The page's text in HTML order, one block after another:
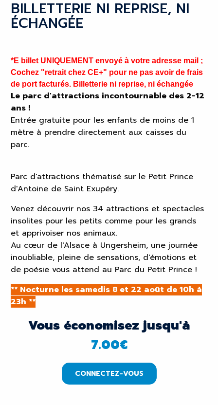
BILLETTERIE NI REPRISE, NI
ÉCHANGÉE
*E billet UNIQUEMENT envoyé à votre adresse mail ;
Cochez "retrait chez CE+" pour ne pas avoir de frais
de port facturés. Billetterie ni reprise, ni échangée
Le parc d'attractions incontournable des 2-12
ans !
Entrée gratuite pour les enfants de moins de 1
mètre à prendre directement aux caisses du
parc.
Parc d'attractions thématisé sur le Petit Prince
d'Antoine de Saint Exupéry.
Venez découvrir nos 34 attractions et spectacles
insolites pour les petits comme pour les grands
et apprivoiser nos animaux.
Au cœur de l'Alsace à Ungersheim, une journée
inoubliable, pleine de sensations, d'émotions et
de poésie vous attend au Parc du Petit Prince !
** Nocturne les samedis 8 et 22 août de 10h à
23h **
Vous économisez jusqu'à
7.00€
CONNECTEZ-VOUS